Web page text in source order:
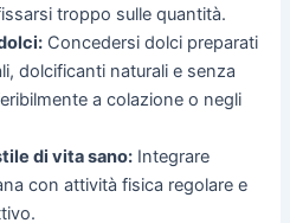
troppo sulle quantità.
Concedersi dolci preparati
dolcificanti naturali e senza
a colazione o negli
di vita sano: Integrare
con attività fisica regolare e